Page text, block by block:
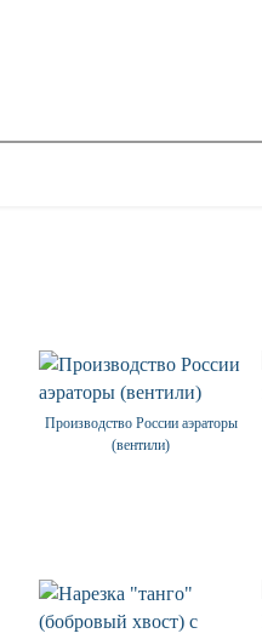
Производство России аэраторы
(вентили)